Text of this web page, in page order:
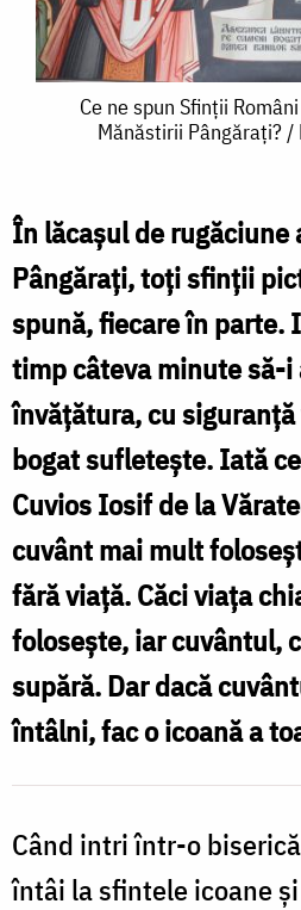
Sfinții
Români
din
biserica
nouă
Mănăstirii
Pângărați?
/
Foto:
Maria
Burlă
Ce ne spun Sfinții
Mănăstirii Pângărați?
În lăcașul de rugăciune
Pângărați, toți sfinții
spună, fiecare în parte.
timp câteva minute
învățătura, cu
bogat sufletește. Iată
Cuvios Iosif de la
cuvânt mai mult
fără viaţă. Căci viaţa
foloseşte, iar cuvântul,
supără. Dar dacă
întâlni, fac o icoană a
Când intri într-o
întâi la sfintele icoane